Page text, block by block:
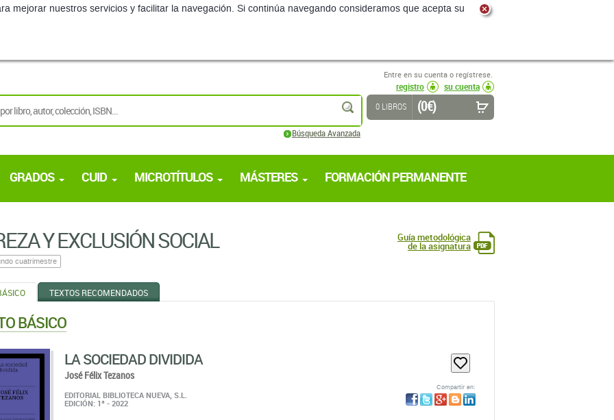
mejorar nuestros servicios y facilitar la navegación. Si continúa navegando consideramos que acepta su
Entre en su cuenta o regístrese.
registro
su cuenta
buscar
Búsqueda Avanzada
0 LIBROS (0 €)
GRADOS CUID MICROTÍTULOS MÁSTERES FORMACIÓN PERMANENTE
Y EXCLUSIÓN SOCIAL
cuatrimestre
Guía metodológica
de la asignatura
TEXTOS RECOMENDADOS
BÁSICO
LA SOCIEDAD DIVIDIDA
José Félix Tezanos
EDITORIAL BIBLIOTECA NUEVA, S.L.
EDICIÓN: 1ª - 2022
Compartir en: